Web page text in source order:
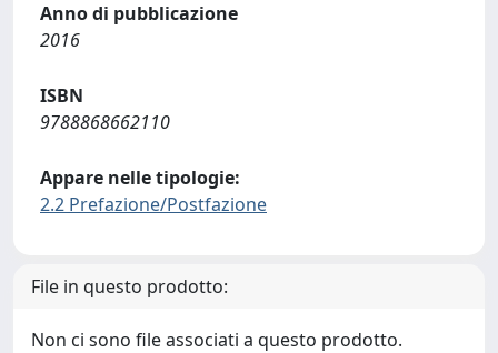
Anno di pubblicazione
2016
ISBN
9788868662110
Appare nelle tipologie:
2.2 Prefazione/Postfazione
File in questo prodotto:
Non ci sono file associati a questo prodotto.